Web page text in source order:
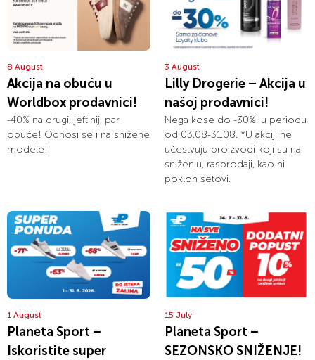
8 August
Akcija na obuću u
Worldbox prodavnici!
-40% na drugi, jeftiniji par
obuće! Odnosi se i na snižene
modele!
3 August
Lilly Drogerie – Akcija u
našoj prodavnici!
Nega kose do -30%. u periodu
od 03.08-31.08. *U akciji ne
učestvuju proizvodi koji su na
sniženju, rasprodaji, kao ni
poklon setovi.
1 August
Planeta Sport –
Iskoristite super
15 July
Planeta Sport –
SEZONSKO SNIŽENJE!